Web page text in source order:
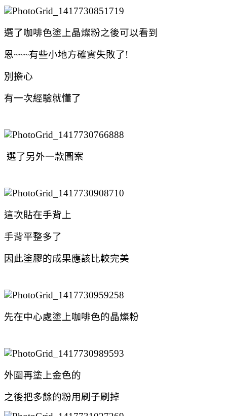
選了咖啡色塗上晶燦粉之後可以看到
恩~~~有些小地方確實失敗了!
別擔心
有一次經驗就懂了
選了另外一款圖案
這次貼在手背上
手背平整多了
因此塗膠的成果應該比較完美
先在中心處塗上咖啡色的晶燦粉
外圍再塗上金色的
之後把多餘的粉用刷子刷掉